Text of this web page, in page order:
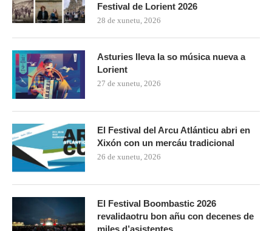
Festival de Lorient 2026
28 de xunetu, 2026
Asturies lleva la so música nueva a
Lorient
27 de xunetu, 2026
El Festival del Arcu Atlánticu abri en
Xixón con un mercáu tradicional
26 de xunetu, 2026
El Festival Boombastic 2026
revalidaotru bon añu con decenes de
miles d’asistentes